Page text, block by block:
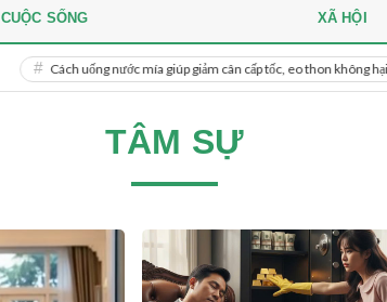
Cách uống nước mía giúp giảm cân cấp tốc, eo thon không hại sức khỏe
CUỘC SỐNG XÃ HỘI
TÂM SỰ